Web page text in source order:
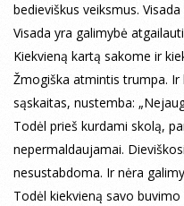
bedieviškus veiksmus.
Visada yra galimybė
Kiekvieną kartą sakome ir
Žmogiška atmintis trumpa.
sąskaitas, nustemba:
Todėl prieš kurdami skolą,
nepermaldaujamai.
nesustabdoma. Ir nėra
Todėl kiekvieną savo